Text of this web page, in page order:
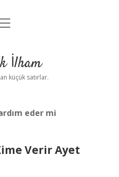
Uyarı
İlham
küçük satırlar.
eder mi
Verir Ayet